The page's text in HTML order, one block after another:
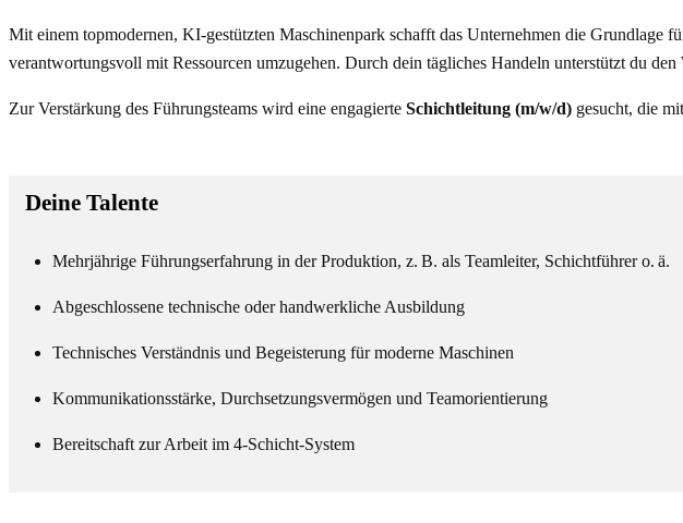
Mit einem topmodernen, KI-gestützten Maschinenpark schafft das Unternehmen die Grundlage
verantwortungsvoll mit Ressourcen umzugehen. Durch dein tägliches Handeln unterstützt du
Zur Verstärkung des Führungsteams wird eine engagierte Schichtleitung (m/w/d) gesucht, die
Deine Talente
Mehrjährige Führungserfahrung in der Produktion, z. B. als Teamleiter, Schichtführer o. ä.
Abgeschlossene technische oder handwerkliche Ausbildung
Technisches Verständnis und Begeisterung für moderne Maschinen
Kommunikationsstärke, Durchsetzungsvermögen und Teamorientierung
Bereitschaft zur Arbeit im 4-Schicht-System